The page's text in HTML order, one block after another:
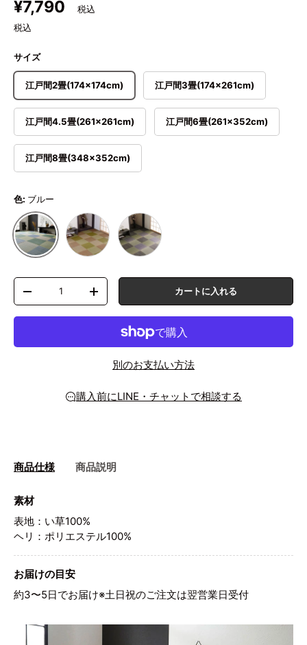
定価
¥7,790
税込
サイズ
江戸間2畳(174×174cm) 江戸間3畳(174×261cm)
江戸間4.5畳(261×261cm) 江戸間6畳(261×352cm)
江戸間8畳(348×352cm)
色: ブルー
ブルー ブラウン グレー
数量
数量を減らす
数量を増やす カートに入れる
別のお支払い方法
購入前にLINE・チャットで相談する
商品仕様 商品説明
素材
表地：い草100%
ヘリ：ポリエステル100%
お届けの目安
約3〜5日でお届け※土日祝のご注文は翌営業日受付